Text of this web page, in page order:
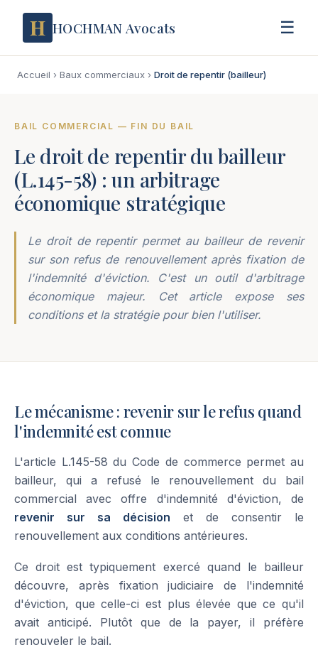
H HOCHMAN Avocats ☰
Accueil › Baux commerciaux › Droit de repentir (bailleur)
BAIL COMMERCIAL — FIN DU BAIL
Le droit de repentir du bailleur
(L.145-58) : un arbitrage
économique stratégique
Le droit de repentir permet au bailleur de revenir
sur son refus de renouvellement après fixation de
l'indemnité d'éviction. C'est un outil d'arbitrage
économique majeur. Cet article expose ses
conditions et la stratégie pour bien l'utiliser.
Le mécanisme : revenir sur le refus quand
l'indemnité est connue
L'article L.145-58 du Code de commerce permet au
bailleur, qui a refusé le renouvellement du bail
commercial avec offre d'indemnité d'éviction, de
revenir sur sa décision et de consentir le
renouvellement aux conditions antérieures.
Ce droit est typiquement exercé quand le bailleur
découvre, après fixation judiciaire de l'indemnité
d'éviction, que celle-ci est plus élevée que ce qu'il
avait anticipé. Plutôt que de la payer, il préfère
renouveler le bail.